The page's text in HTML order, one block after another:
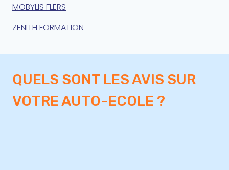
MOBYLIS FLERS
ZENITH FORMATION
QUELS SONT LES AVIS SUR
VOTRE AUTO-ECOLE ?